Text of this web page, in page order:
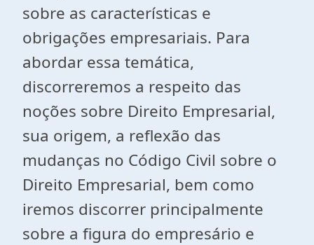
sobre as características e
obrigações empresariais. Para
abordar essa temática,
discorreremos a respeito das
noções sobre Direito Empresarial,
sua origem, a reflexão das
mudanças no Código Civil sobre o
Direito Empresarial, bem como
iremos discorrer principalmente
sobre a figura do empresário e